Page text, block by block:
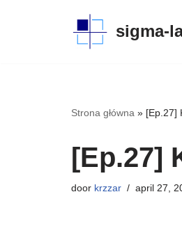
sigma-
Strona główna » [Ep.27]
[Ep.27]
door krzzar april 27,